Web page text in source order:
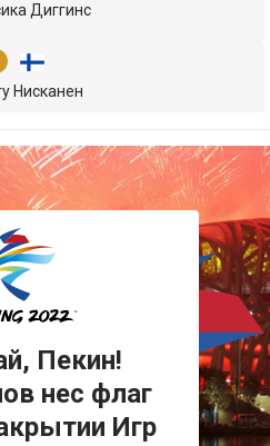
Диггинс
Нисканен
Пекин!
нес флаг
Игр